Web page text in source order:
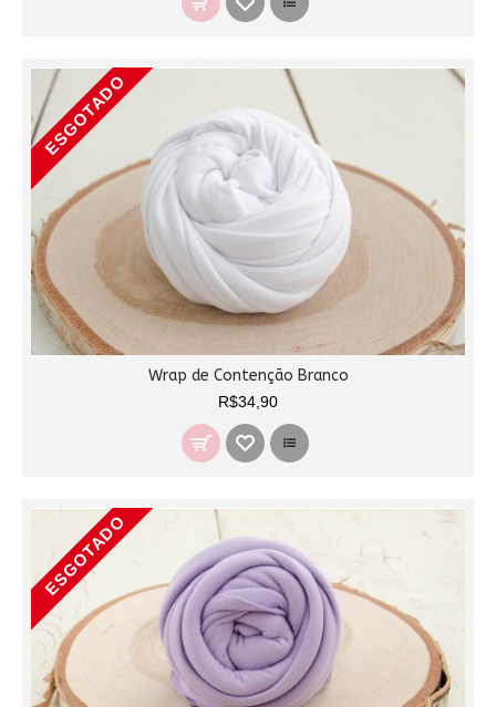
ESGOTADO
Wrap de Contenção Branco
R$34,90
ESGOTADO